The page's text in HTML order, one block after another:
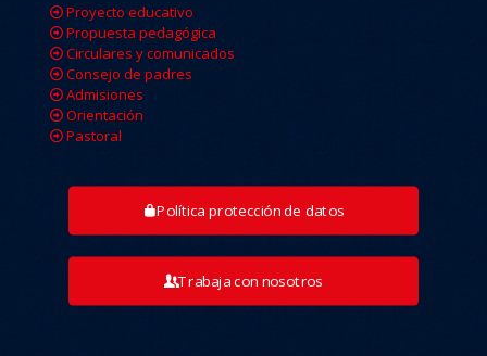
Proyecto educativo
Propuesta pedagógica
Circulares y comunicados
Consejo de padres
Admisiones
Orientación
Pastoral
Política protección de datos
Trabaja con nosotros